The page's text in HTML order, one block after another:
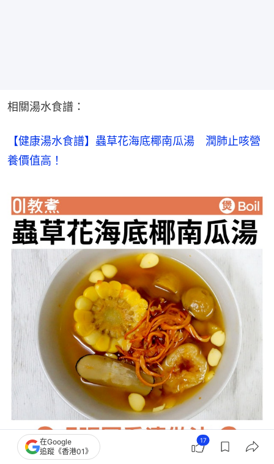
相關湯水食譜：
【健康湯水食譜】蟲草花海底椰南瓜湯　潤肺止咳營
養價值高！
在Google
追蹤《香港01》
17